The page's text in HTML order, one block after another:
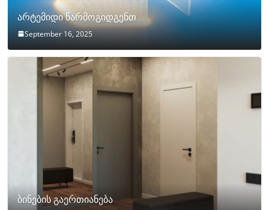
არტემიდი წარმოგიდგენთ
September 16, 2025
ბინების გაერთიანება